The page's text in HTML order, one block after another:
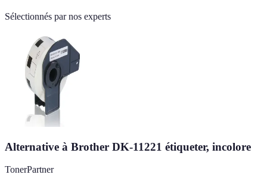
Sélectionnés par nos experts
Alternative à Brother DK-11221 étiqueter, incolore
TonerPartner